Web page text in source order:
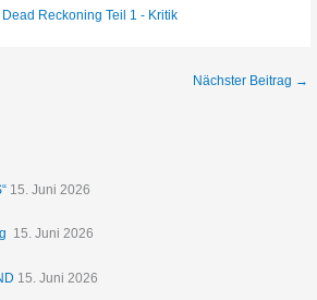
Reckoning Teil 1 - Kritik
Nächster Beitrag →
15. Juni 2026
15. Juni 2026
15. Juni 2026